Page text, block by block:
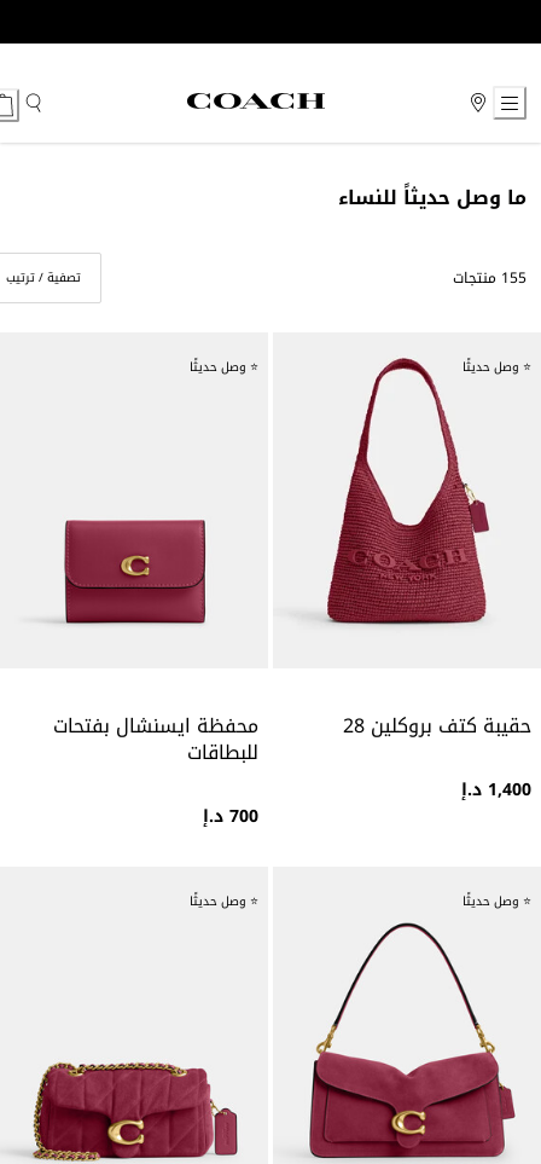
to
ما وصل حديثاً للنساء
155 منتجات تصفية / ترتيب
⭐ وصل حديثًا
حقيبة كتف بروكلين 28
1,400 د.إ
⭐ وصل حديثًا
محفظة ايسنشال بفتحات
للبطاقات
700 د.إ
⭐ وصل حديثًا ⭐ وصل حديثًا